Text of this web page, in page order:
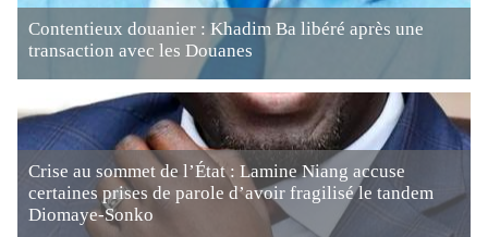
Contentieux douanier : Khadim Ba libéré après une
transaction avec les Douanes
Crise au sommet de l’État : Lamine Niang accuse
certaines prises de parole d’avoir fragilisé le tandem
Diomaye-Sonko